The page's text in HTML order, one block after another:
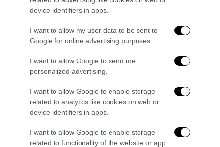
device identifiers in apps.
I want to allow my user data to be sent to
Google for online advertising purposes.
I want to allow Google to send me
personalized advertising.
I want to allow Google to enable storage
related to analytics like cookies on web or
device identifiers in apps.
I want to allow Google to enable storage
related to functionality of the website or app.
Ντίνος Μήτογλου με 18 πόντους, με τον
Κώστα Παπανικολάου να συμπληρώνει 14
πόντους. Πολύ καλή παρουσία και από τον
αναμέτρηση με 7 πόντους και 11 ασίστ!.
Από την αντίπερα όχθη πρώτος σκόρερ ήταν
ο Στορ με 14 πόντους, με τον Εντγκεκόμπε
να μετρά 13 πόντους και τον ΝΒΑer Mπάντι
Χιλντ να μένει στα χαμηλά με 9 πόντους και
4/15 πόντους.